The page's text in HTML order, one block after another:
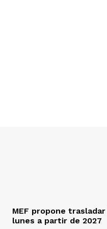
MEF propone
lunes a partir de 2027